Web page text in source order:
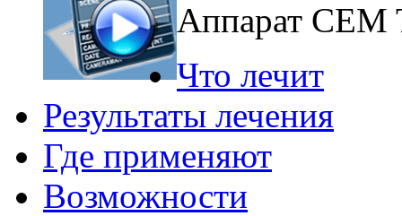
Аппарат CEM
Что лечит
Результаты лечения
Где применяют
Возможности